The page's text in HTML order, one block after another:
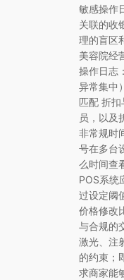
敏感操作
关联的收
理的盲区
美容院经
操作日志
异常集中
匹配 折
员，以及
非常规时
号在多台
么时间查
POS系
过设定阈
价格修改
与合规的
激光、注
的约束；
求商家能